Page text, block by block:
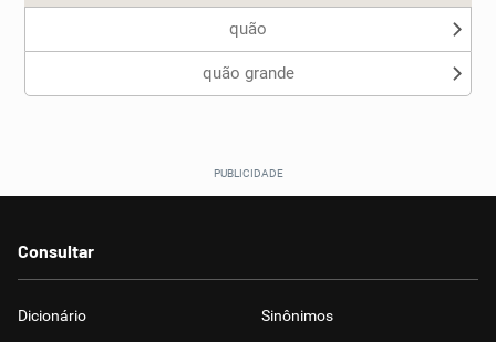
quão
quão grande
Consultar
Dicionário Sinônimos